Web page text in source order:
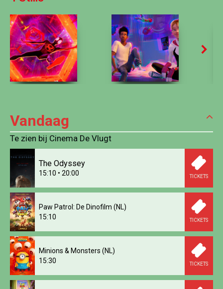
Vandaag
Te zien bij Cinema De Vlugt
The Odyssey
15:10 • 20:00 TICKETS
Paw Patrol: De Dinofilm (NL)
15:10
TICKETS
Minions & Monsters (NL)
15:30
TICKETS